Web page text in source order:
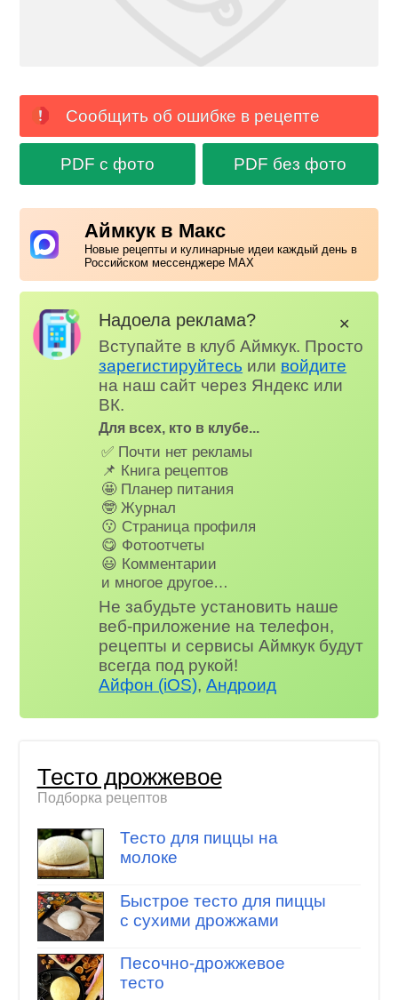
Сообщить об ошибке в рецепте
PDF с фото PDF без фото
Аймкук в Макс
Новые рецепты и кулинарные идеи каждый день в
Российском мессенджере MAX
Надоела реклама?
Вступайте в клуб Аймкук. Просто
зарегистируйтесь или войдите
на наш сайт через Яндекс или
ВК.
Для всех, кто в клубе...
✅ Почти нет рекламы
📌 Книга рецептов
🤩 Планер питания
🤓 Журнал
😗 Страница профиля
😋 Фотоотчеты
😃 Комментарии
и многое другое…
Не забудьте установить наше
веб-приложение на телефон,
рецепты и сервисы Аймкук будут
всегда под рукой!
Айфон (iOS),Андроид
✕
Тесто дрожжевое
Подборка рецептов
Тесто для пиццы на
молоке
Быстрое тесто для пиццы
с сухими дрожжами
Песочно-дрожжевое
тесто